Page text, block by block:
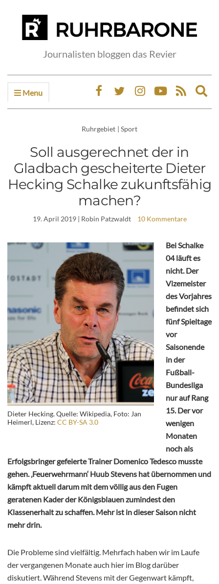
Journalisten bloggen das Revier
Menu
Ruhrgebiet | Sport
Soll ausgerechnet der in
Gladbach gescheiterte Dieter
Hecking Schalke zukunftsfähig
machen?
19. April 2019| Robin Patzwaldt 10 Kommentare
Dieter Hecking. Quelle: Wikipedia, Foto: Jan
Heimerl, Lizenz: CC BY-SA 3.0
Bei Schalke
04 läuft es
nicht. Der
Vizemeister
des Vorjahres
befindet sich
fünf Spieltage
vor
Saisonende
in der
Fußball-
Bundesliga
nur auf Rang
15. Der vor
wenigen
Monaten
noch als
Erfolgsbringer gefeierte Trainer Domenico Tedesco musste
gehen. ‚Feuerwehrmann‘ Huub Stevens hat übernommen und
kämpft aktuell darum mit dem völlig aus den Fugen
geratenen Kader der Königsblauen zumindest den
Klassenerhalt zu schaffen. Mehr ist in dieser Saison nicht
mehr drin.
Die Probleme sind vielfältig. Mehrfach haben wir im Laufe
der vergangenen Monate auch hier im Blog darüber
diskutiert. Während Stevens mit der Gegenwart kämpft,